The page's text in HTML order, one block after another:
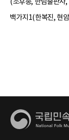
백가지1(한복진, 현